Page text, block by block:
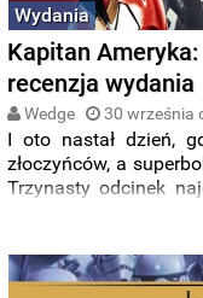
Wydania
Kapitan
recenzja wydania
Wedge 30 września
I oto nastał dzień,
złoczyńców, a
Trzynasty odcinek
na które fani
formacie Blu-ray.